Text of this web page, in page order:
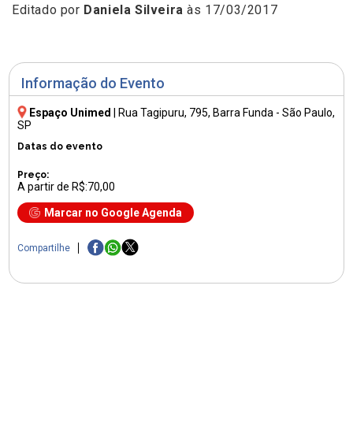
Informação do Evento
Espaço Unimed Rua Tagipuru, 795, Barra Funda - São Paulo,
SP
Datas do evento
Preço:
A partir de R$:70,00
Marcar no Google Agenda
Compartilhe
Editado por Daniela Silveira às 17/03/2017